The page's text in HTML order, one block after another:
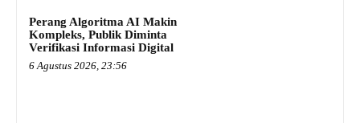
Perang Algoritma AI Makin
Kompleks, Publik Diminta
Verifikasi Informasi Digital
6 Agustus 2026, 23:56